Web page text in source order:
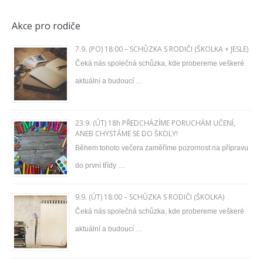
Akce pro rodiče
7.9. (PO) 18:00 – SCHŮZKA S RODIČI (ŠKOLKA + JESLE)
Čeká nás společná schůzka, kde probereme veškeré
aktuální a budoucí …
23.9. (ÚT) 18h PŘEDCHÁZÍME PORUCHÁM UČENÍ,
ANEB CHYSTÁME SE DO ŠKOLY!
Během tohoto večera zaměříme pozornost na přípravu
do první třídy …
9.9. (ÚT) 18:00 – SCHŮZKA S RODIČI (ŠKOLKA)
Čeká nás společná schůzka, kde probereme veškeré
aktuální a budoucí …